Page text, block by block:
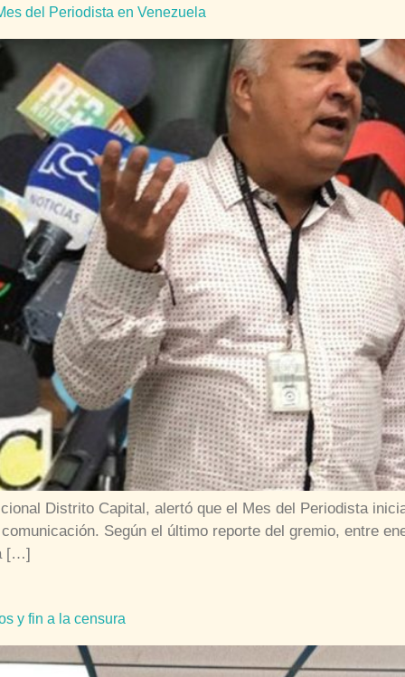
del Periodista en Venezuela
Distrito Capital, alertó que el Mes del Periodista
Según el último reporte del gremio, entre
[…]
y fin a la censura